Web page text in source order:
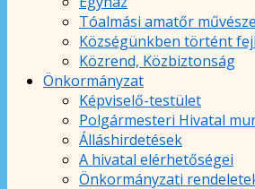
Tóalmási amatőr
Községünkben történt
Közrend, Közbiztonság
Önkormányzat
Képviselő-testület
Polgármesteri Hivatal
Álláshirdetések
A hivatal elérhetőségei
Önkormányzati